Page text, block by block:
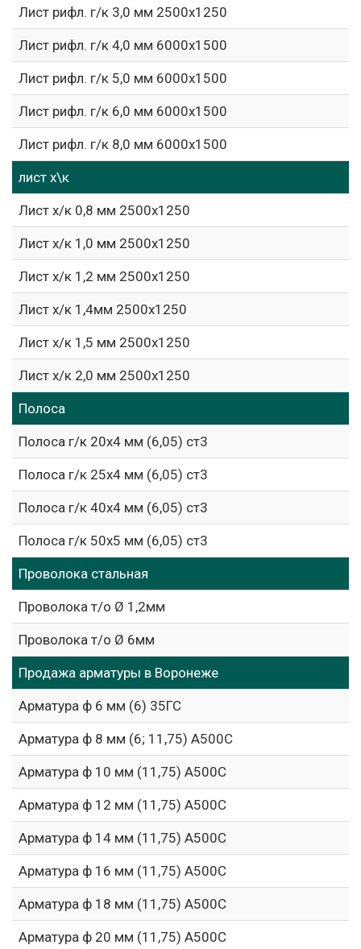
Лист рифл. г/к 3,0 мм 2500х1250
Лист рифл. г/к 4,0 мм 6000х1500
Лист рифл. г/к 5,0 мм 6000х1500
Лист рифл. г/к 6,0 мм 6000х1500
Лист рифл. г/к 8,0 мм 6000х1500
лист х\к
Лист х/к 0,8 мм 2500х1250
Лист х/к 1,0 мм 2500х1250
Лист х/к 1,2 мм 2500х1250
Лист х/к 1,4мм 2500х1250
Лист х/к 1,5 мм 2500х1250
Лист х/к 2,0 мм 2500х1250
Полоса
Полоса г/к 20х4 мм (6,05) ст3
Полоса г/к 25х4 мм (6,05) ст3
Полоса г/к 40х4 мм (6,05) ст3
Полоса г/к 50х5 мм (6,05) ст3
Проволока стальная
Проволока т/о Ø 1,2мм
Проволока т/о Ø 6мм
Продажа арматуры в Воронеже
Арматура ф 6 мм (6) 35ГС
Арматура ф 8 мм (6; 11,75) А500С
Арматура ф 10 мм (11,75) А500С
Арматура ф 12 мм (11,75) А500С
Арматура ф 14 мм (11,75) А500С
Арматура ф 16 мм (11,75) А500С
Арматура ф 18 мм (11,75) А500С
Арматура ф 20 мм (11,75) А500С